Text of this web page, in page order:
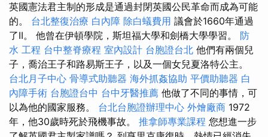
英國憲法君主制的形成是通過封閉英國公民革命而成為可能
的。 台北整復治療 白內障 除白蟻費用 議會於1660年通過
了II。 他曾在伊頓學院，斯坦福大學和劍橋大學學習。 防
水 工程 台中整脊療程 室內設計 台胞證台北 他們有兩個兒
子，喬治王子和路易斯王子，以及一個女兒夏洛特公主。
台北月子中心 骨導式助聽器 海外抓姦協助 平價助聽器 白
內障手術 台胞證台中 台中牙醫推薦 他做了不同的事情，可
以為他的國家服務。 台北台胞證辦理中心 外燴廠商 1972
年，他30歲時死於飛機事故。 推拿師專業課程 您想進一步